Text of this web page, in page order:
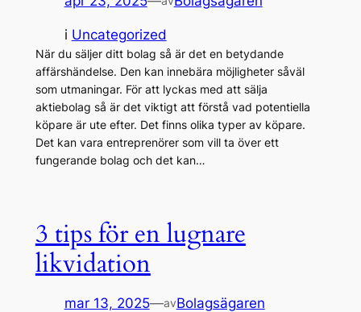
i Uncategorized
När du säljer ditt bolag så är det en betydande
affärshändelse. Den kan innebära möjligheter såväl
som utmaningar. För att lyckas med att sälja
aktiebolag så är det viktigt att förstå vad potentiella
köpare är ute efter. Det finns olika typer av köpare.
Det kan vara entreprenörer som vill ta över ett
fungerande bolag och det kan…
3 tips för en lugnare
likvidation
mar 13, 2025—avBolagsägaren